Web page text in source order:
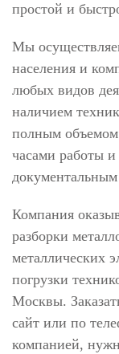
простой и
Мы
населения и
любых видов
наличием
полным
часами работы
Компания
разборки
металлических
погрузки
Москвы.
сайт или по
компанией,